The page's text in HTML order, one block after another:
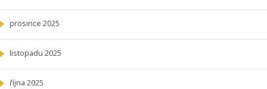
prosince 2025
listopadu 2025
října 2025